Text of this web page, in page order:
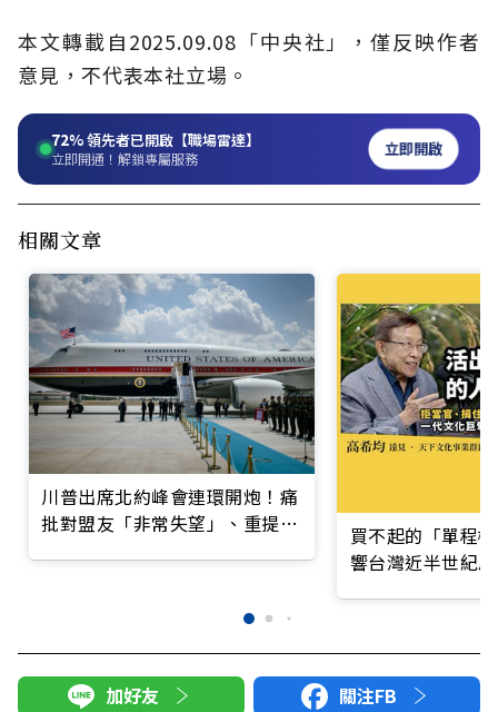
本文轉載自2025.09.08「中央社」，僅反映作者
意見，不代表本社立場。
72%領先者已開啟【職場雷達】
立即開通！解鎖專屬服務 立即開啟
相關文章
川普出席北約峰會連環開炮！痛
批對盟友「非常失望」、重提收
買不起的「單程
響台灣近半世紀
加好友 關注FB